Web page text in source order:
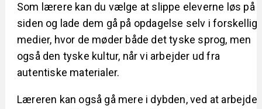
Som lærere kan du vælge at slippe eleverne løs på
siden og lade dem gå på opdagelse selv i
medier, hvor de møder både det tyske sprog, men
også den tyske kultur, når vi arbejder ud fra
autentiske materialer.
Læreren kan også gå mere i dybden, ved at arbejde